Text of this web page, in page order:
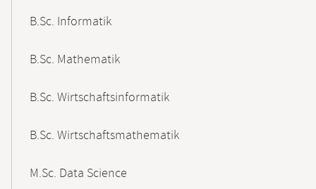
B.Sc. Informatik
B.Sc. Mathematik
B.Sc. Wirtschaftsinformatik
B.Sc. Wirtschaftsmathematik
M.Sc. Data Science